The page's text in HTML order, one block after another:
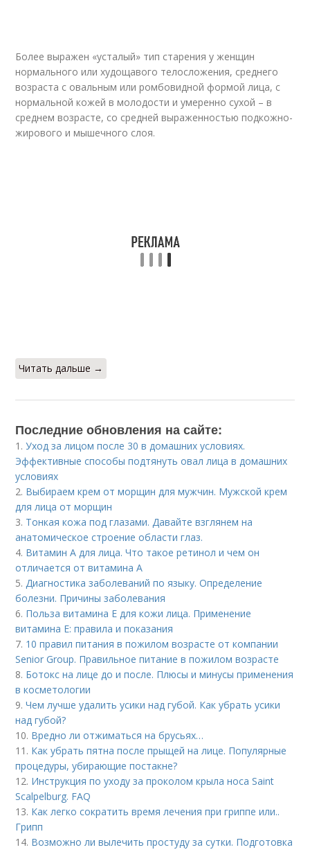
Более выражен «усталый» тип старения у женщин
нормального или худощавого телосложения, среднего
возраста с овальным или ромбовидной формой лица, с
нормальной кожей в молодости и умеренно сухой – в
среднем возрасте, со средней выраженностью подкожно-
жирового и мышечного слоя.
Читать дальше →
Последние обновления на сайте:
1.Уход за лицом после 30 в домашних условиях.
Эффективные способы подтянуть овал лица в домашних
условиях
2. Выбираем крем от морщин для мужчин. Мужской крем
для лица от морщин
3. Тонкая кожа под глазами. Давайте взглянем на
анатомическое строение области глаз.
4. Витамин A для лица. Что такое ретинол и чем он
отличается от витамина А
5. Диагностика заболеваний по языку. Определение
болезни. Причины заболевания
6. Польза витамина Е для кожи лица. Применение
витамина E: правила и показания
7. 10 правил питания в пожилом возрасте от компании
Senior Group. Правильное питание в пожилом возрасте
8. Ботокс на лице до и после. Плюсы и минусы применения
в косметологии
9.Чем лучше удалить усики над губой. Как убрать усики
над губой?
10. Вредно ли отжиматься на брусьях…
11. Как убрать пятна после прыщей на лице. Популярные
процедуры, убирающие постакне?
12. Инструкция по уходу за проколом крыла носа Saint
Scalpelburg. FAQ
13. Как легко сократить время лечения при гриппе или..
Грипп
14. Возможно ли вылечить простуду за сутки. Подготовка